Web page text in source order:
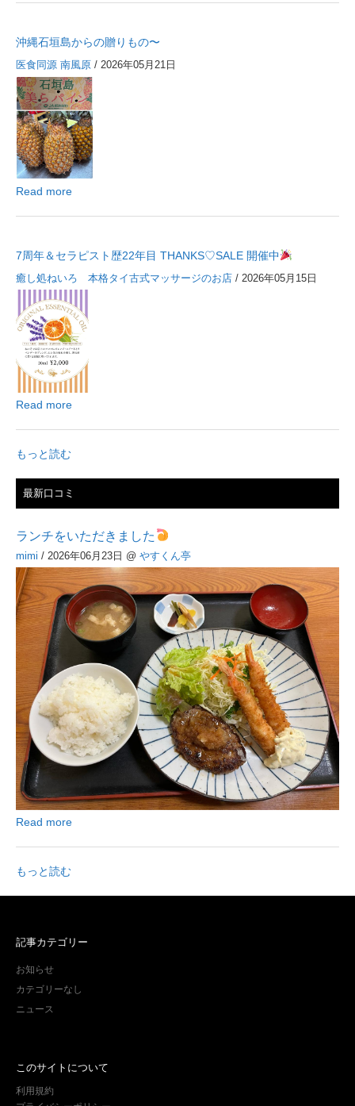
沖縄石垣島からの贈りもの〜
医食同源 南風原 / 2026年05月21日
Read more
7周年＆セラピスト歴22年目 THANKS♡SALE 開催中
癒し処ねいろ 本格タイ古式マッサージのお店 / 2026年05月15日
Read more
もっと読む
最新口コミ
ランチをいただきました
mimi / 2026年06月23日 @ やすくん亭
Read more
もっと読む
記事カテゴリー
お知らせ
カテゴリーなし
ニュース
このサイトについて
利用規約